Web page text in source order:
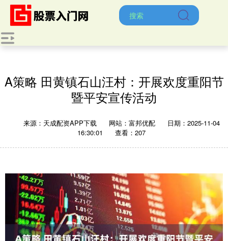
A策略 田黄镇石山汪村：开展欢度重阳节
暨平安宣传活动
来源：天成配资APP下载 网站：富邦优配
日期：2025-11-04
16:30:01
查看：207